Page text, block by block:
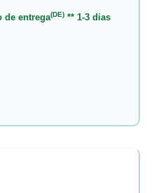
de entrega(DE)** 1-3 dias